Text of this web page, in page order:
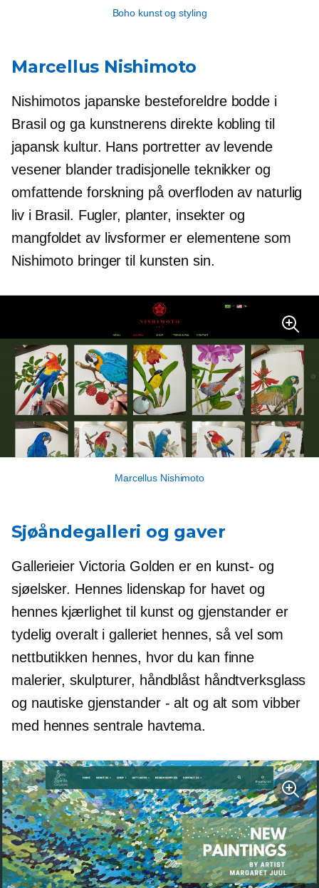
Boho kunst og styling
Marcellus Nishimoto
Nishimotos japanske besteforeldre bodde i
Brasil og ga kunstnerens direkte kobling til
japansk kultur. Hans portretter av levende
vesener blander tradisjonelle teknikker og
omfattende forskning på overfloden av naturlig
liv i Brasil. Fugler, planter, insekter og
mangfoldet av livsformer er elementene som
Nishimoto bringer til kunsten sin.
Marcellus Nishimoto
Sjøåndegalleri og gaver
Gallerieier Victoria Golden er en kunst- og
sjøelsker. Hennes lidenskap for havet og
hennes kjærlighet til kunst og gjenstander er
tydelig overalt i galleriet hennes, så vel som
nettbutikken hennes, hvor du kan finne
malerier, skulpturer, håndblåsthåndtverksglass
og nautiske gjenstander - alt og alt som vibber
med hennes sentrale havtema.